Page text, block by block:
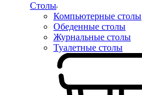
Столы
Компьютерные столы
Обеденные столы
Журнальные столы
Туалетные столы